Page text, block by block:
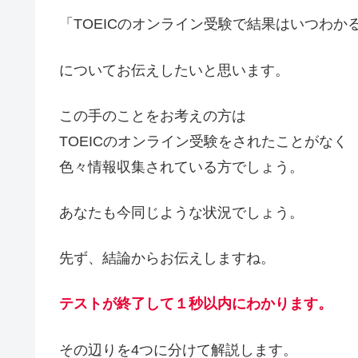
「TOEICのオンライン受験で結果はいつわか
についてお伝えしたいと思います。
この手のことをお考えの方は
TOEICのオンライン受験をされたことがなく
色々情報収集されている方でしょう。
あなたも今同じような状況でしょう。
先ず、結論からお伝えしますね。
テストが終了して１秒以内にわかります。
その辺りを4つに分けて解説します。